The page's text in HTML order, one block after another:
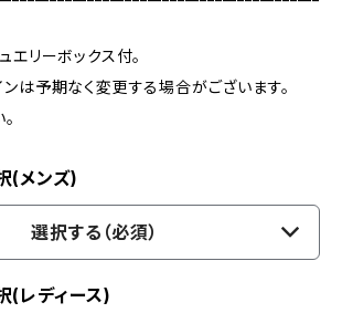
エリーボックス付。
は予期なく変更する場合がございます。
(メンズ)
選択する（必須）
(レディース)